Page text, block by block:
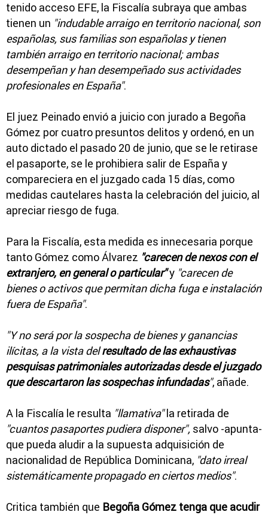
tenido acceso EFE, la Fiscalía subraya que ambas
tienen un "indudable arraigo en territorio nacional, son
españolas, sus familias son españolas y tienen
también arraigo en territorio nacional; ambas
desempeñan y han desempeñado sus actividades
profesionales en España".
El juez Peinado envió a juicio con jurado a Begoña
Gómez por cuatro presuntos delitos y ordenó, en un
auto dictado el pasado 20 de junio, que se le retirase
el pasaporte, se le prohibiera salir de España y
compareciera en el juzgado cada 15 días, como
medidas cautelares hasta la celebración del juicio, al
apreciar riesgo de fuga.
Para la Fiscalía, esta medida es innecesaria porque
tanto Gómez como Álvarez "carecen de nexos con el
extranjero, en general o particular"y "carecen de
bienes o activos que permitan dicha fuga e instalación
fuera de España".
"Y no será por la sospecha de bienes y ganancias
ilícitas, a la vista delresultado de las exhaustivas
pesquisas patrimoniales autorizadas desde el juzgado
que descartaron las sospechas infundadas", añade.
A la Fiscalía le resulta "llamativa"la retirada de
"cuantos pasaportes pudiera disponer", salvo -apunta-
que pueda aludir a la supuesta adquisición de
nacionalidad de República Dominicana, "dato irreal
sistemáticamente propagado en ciertos medios".
Critica también que Begoña Gómez tenga que acudir